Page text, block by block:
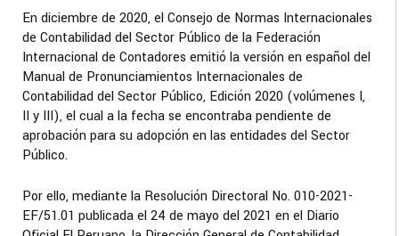
En diciembre de 2020, el Consejo de Normas Internacionales
de Contabilidad del Sector Público de la Federación
Internacional de Contadores emitió la versión en español del
Manual de Pronunciamientos Internacionales de
Contabilidad del Sector Público, Edición 2020 (volúmenes I,
II y III), el cual a la fecha se encontraba pendiente de
aprobación para su adopción en las entidades del Sector
Público.
Por ello, mediante la Resolución Directoral No. 010-2021-
EF/51.01 publicada el 24 de mayo del 2021 en el Diario